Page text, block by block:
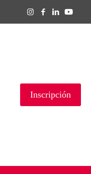
Inscripción